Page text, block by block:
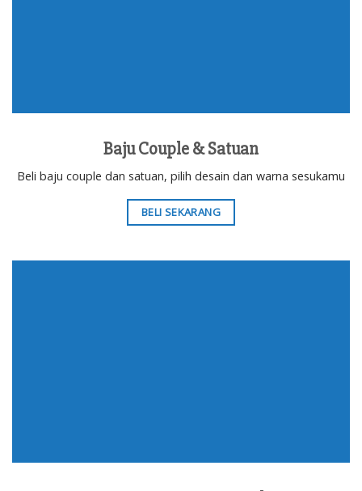
Baju Couple & Satuan
Beli baju couple dan satuan, pilih desain dan warna sesukamu
BELI SEKARANG